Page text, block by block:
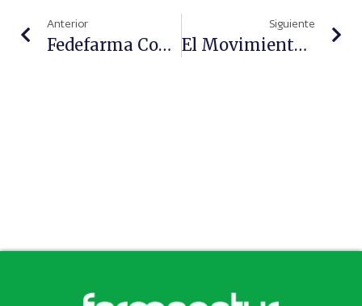
Anterior
Fedefarma Continúa Con Su Apuesta Por La Salud Natural Con Nuevas Referencias En Su Vademécum
Siguiente
El Movimiento Antivacunas, Protagonista De Una Nueva Conferencia Del Colegio De Farmacéuticos De Zaragoza